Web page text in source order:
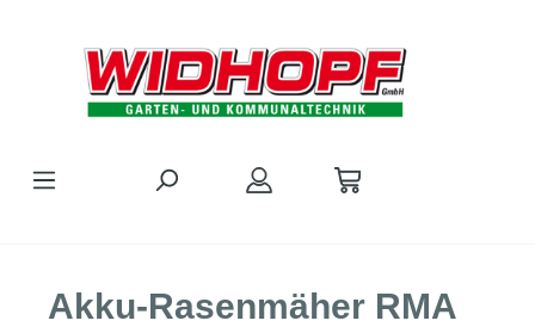
Akku-Rasenmäher RMA